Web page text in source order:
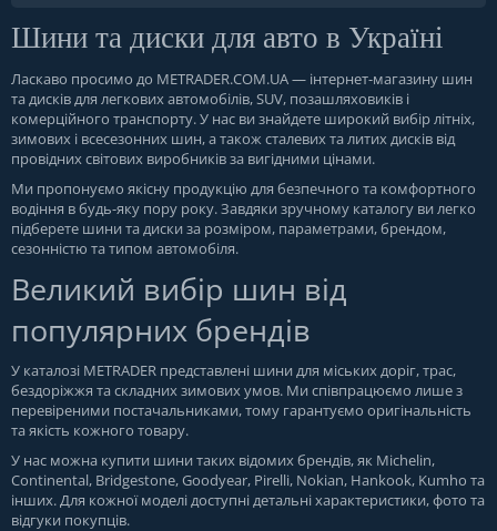
Шини та диски для авто в Україні
Ласкаво просимо до METRADER.COM.UA— інтернет-магазину шин
та дисків для легкових автомобілів, SUV, позашляховиків і
комерційного транспорту. У нас ви знайдете широкий вибір літніх,
зимових і всесезонних шин, а також сталевих та литих дисків від
провідних світових виробників за вигідними цінами.
Ми пропонуємо якісну продукцію для безпечного та комфортного
водіння в будь-яку пору року. Завдяки зручному каталогу ви легко
підберете шини та диски за розміром, параметрами, брендом,
сезонністю та типом автомобіля.
Великий вибір шин від
популярних брендів
У каталозі METRADER представлені шини для міських доріг, трас,
бездоріжжя та складних зимових умов. Ми співпрацюємо лише з
перевіреними постачальниками, тому гарантуємо оригінальність
та якість кожного товару.
У нас можна купити шини таких відомих брендів, як Michelin,
Continental, Bridgestone, Goodyear, Pirelli, Nokian, Hankook, Kumho та
інших. Для кожної моделі доступні детальні характеристики, фото та
відгуки покупців.